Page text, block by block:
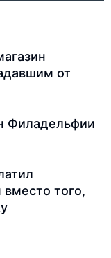
от
Филадельфии
того,